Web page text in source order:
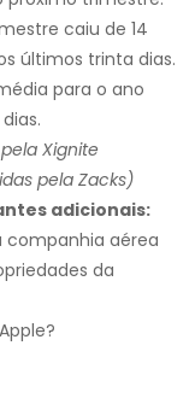
caiu de 14
últimos trinta dias.
para o ano
Xignite
pela Zacks)
adicionais:
companhia aérea
da